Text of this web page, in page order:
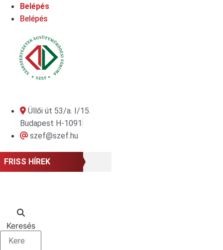
UgrásBelépés
Belépés
Üllői út 53/a. I/15.
Budapest H-1091
szef@szef.hu
FRISS HÍREK
Keresés